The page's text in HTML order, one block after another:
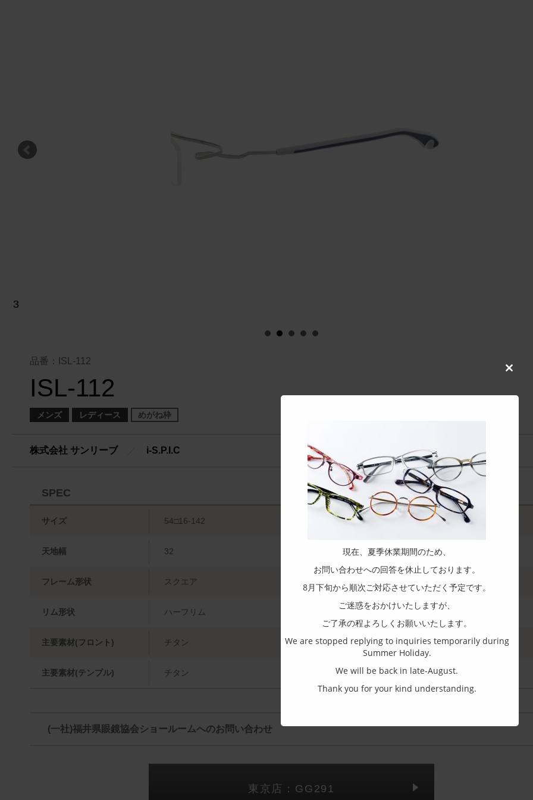
品番：ISL-112
ISL-112
メンズ レディース めがね枠
株式会社 サンリーブ／ i-S.P.I.C
SPEC
サイズ 54□16-142
天地幅 32
フレーム形状 スクエア
リム形状 ハーフリム
主要素材(フロント) チタン
主要素材(テンプル) チタン
(一社)福井県眼鏡協会ショールームへのお問い合わせ
東京店：GG291
module
現在、夏季休業期間のため、
お問い合わせへの回答を休止しております。
8月下旬から順次ご対応させていただく予定です。
ご迷惑をおかけいたしますが、
ご了承の程よろしくお願いいたします。
We are stopped replying to inquiries temporarily during
Summer Holiday.
We will be back in late-August.
Thank you for your kind understanding.